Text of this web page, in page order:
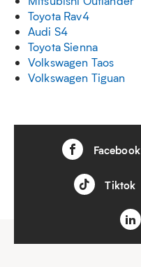
Toyota Rav4
Audi S4
Toyota Sienna
Volkswagen Taos
Volkswagen Tiguan
Facebook
Tiktok